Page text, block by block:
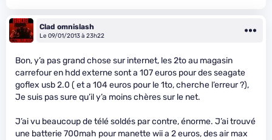
Clad omnislash
Le 09/01/2013 à 23h22
Bon, y’a pas grand chose sur internet, les 2to au magasin
carrefour en hdd externe sont a 107 euros pour des seagate
goflex usb 2.0 ( et a 104 euros pour le 1to, cherche l’erreur ?),
Je suis pas sure qu’il y’a moins chères sur le net.
J’ai vu beaucoup de télé soldés par contre, énorme. J’ai trouvé
une batterie 700mah pour manette wii a 2 euros, des air max